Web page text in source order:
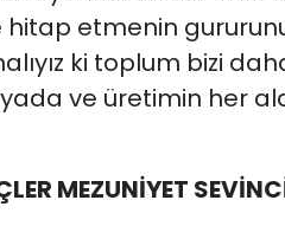
etmenin
ki toplum bizi
ve üretimin her
MEZUNİYET